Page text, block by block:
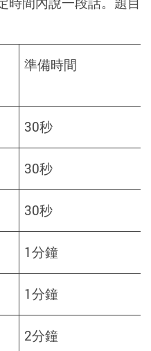
準備時間
30秒
30秒
30秒
1分鐘
1分鐘
2分鐘